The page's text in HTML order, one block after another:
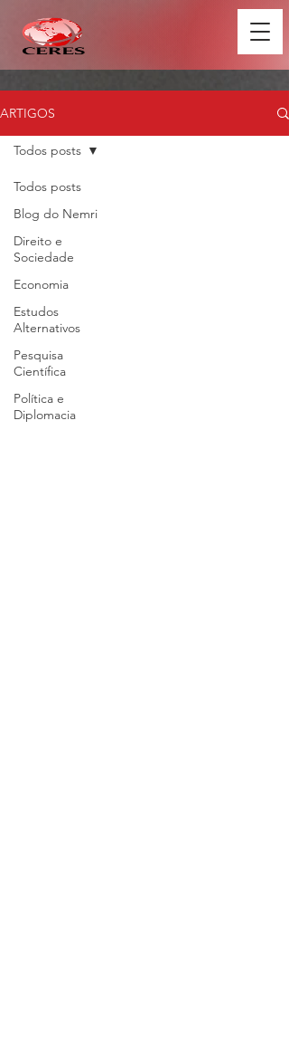
ARTIGOS
Todos posts
Blog do Nemri
Direito e
Sociedade
Economia
Estudos
Alternativos
Pesquisa
Científica
Política e
Diplomacia
Todos posts